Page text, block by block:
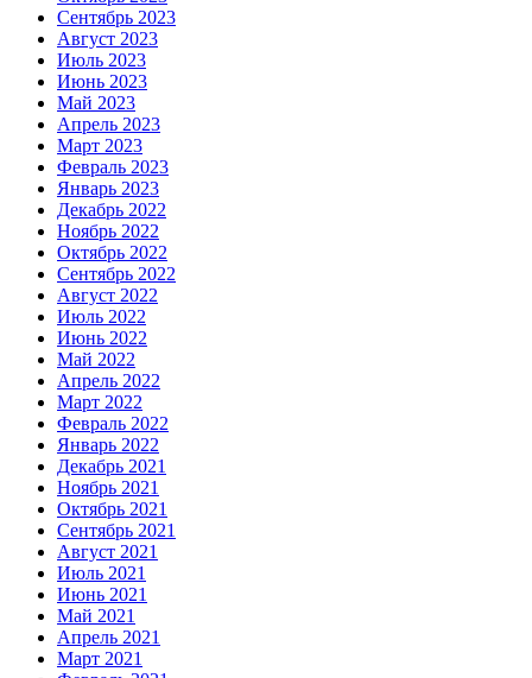
Сентябрь 2023
Август 2023
Июль 2023
Июнь 2023
Май 2023
Апрель 2023
Март 2023
Февраль 2023
Январь 2023
Декабрь 2022
Ноябрь 2022
Октябрь 2022
Сентябрь 2022
Август 2022
Июль 2022
Июнь 2022
Май 2022
Апрель 2022
Март 2022
Февраль 2022
Январь 2022
Декабрь 2021
Ноябрь 2021
Октябрь 2021
Сентябрь 2021
Август 2021
Июль 2021
Июнь 2021
Май 2021
Апрель 2021
Март 2021